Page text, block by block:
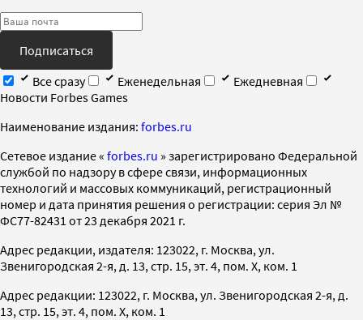
Подписаться
Все сразу
Еженедельная
Ежедневная
Новости Forbes Games
Наименование издания: forbes.ru
Cетевое издание « forbes.ru » зарегистрировано Федеральной
службой по надзору в сфере связи, информационных
технологий и массовых коммуникаций, регистрационный
номер и дата принятия решения о регистрации: серия Эл №
ФС77-82431 от 23 декабря 2021 г.
Адрес редакции, издателя: 123022, г. Москва, ул.
Звенигородская 2-я, д. 13, стр. 15, эт. 4, пом. X, ком. 1
Адрес редакции: 123022, г. Москва, ул. Звенигородская 2-я, д.
13, стр. 15, эт. 4, пом. X, ком. 1